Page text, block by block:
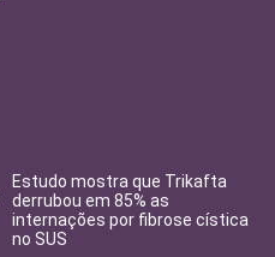
Estudo mostra que Trikafta
derrubou em 85% as
internações por fibrose cística
no SUS